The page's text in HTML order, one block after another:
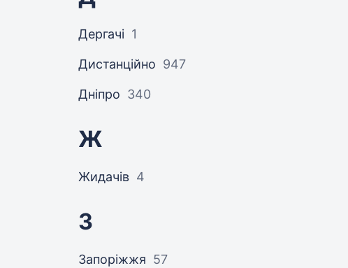
Дергачі 1
Дистанційно 947
Дніпро 340
Ж
Жидачів 4
З
Запоріжжя 57